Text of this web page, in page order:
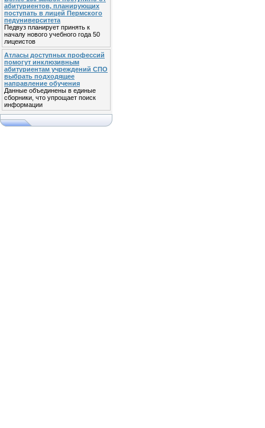
абитуриентов, планирующих
поступать в лицей Пермского
педуниверситета
Педвуз планирует принять к
началу нового учебного года 50
лицеистов
Атласы доступных профессий
помогут инклюзивным
абитуриентам учреждений СПО
выбрать подходящее
направление обучения
Данные объединены в единые
сборники, что упрощает поиск
информации